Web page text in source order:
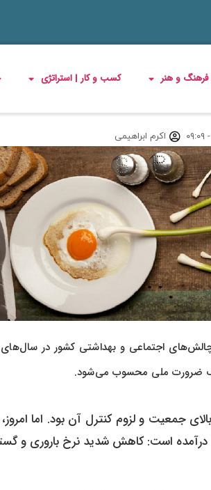
فرهنگ و هنر کسب و کار | استراتژی
- ۰۹:۰۹ اکرم ابراهیمی
اجتماعی و بهداشتی کشور در سال‌های
یک ضرورت ملی محسوب می‌شود.
جمعیت و لزوم کنترل آن بود. اما
درآمده است: کاهش شدید نرخ باروری و